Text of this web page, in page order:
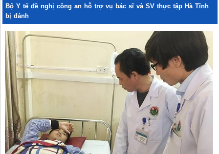
Bộ Y tế đề nghị công an hỗ trợ vụ bác sĩ và SV thực tập Hà Tĩnh
bị đánh